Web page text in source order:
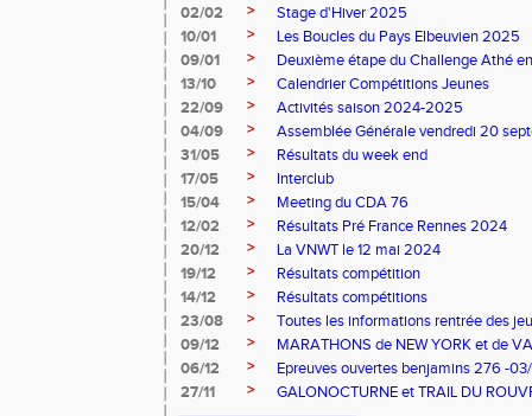
02/02
>
Stage d'Hiver 2025
10/01
>
Les Boucles du Pays Elbeuvien 2025
09/01
>
Deuxième étape du Challenge Athé
13/10
>
Calendrier Compétitions Jeunes
22/09
>
Activités saison 2024-2025
04/09
>
Assemblée Générale vendredi 20
31/05
>
Résultats du week end
17/05
>
Interclub
15/04
>
Meeting du CDA 76
12/02
>
Résultats Pré France Rennes 2024
20/12
>
La VNWT le 12 mai 2024
19/12
>
Résultats compétition
14/12
>
Résultats compétitions
23/08
>
Toutes les informations rentrée des
09/12
>
MARATHONS de NEW YORK et de
06/12
>
Epreuves ouvertes benjamins 276 -
27/11
> GALONOCTURNE et TRAIL DU